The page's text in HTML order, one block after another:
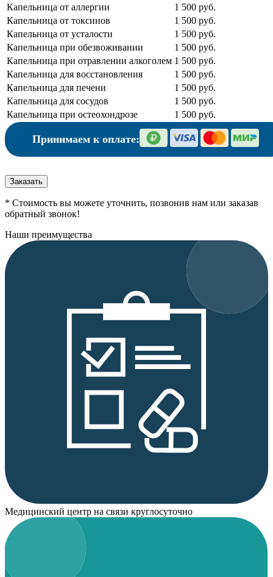
Капельница от аллергии
1 500 руб.
Капельница от токсинов
1 500 руб.
Капельница от усталости
1 500 руб.
Капельница при обезвоживании
1 500 руб.
Капельница при отравлении алкоголем 1 500 руб.
Капельница для восстановления
1 500 руб.
Капельница для печени
1 500 руб.
Капельница для сосудов
1 500 руб.
Капельница при остеохондрозе
1 500 руб.
Принимаем к оплате:
Заказать
* Стоимость вы можете уточнить, позвонив нам или заказав
обратный звонок!
Наши преимущества
Медицинский центр на связи круглосуточно